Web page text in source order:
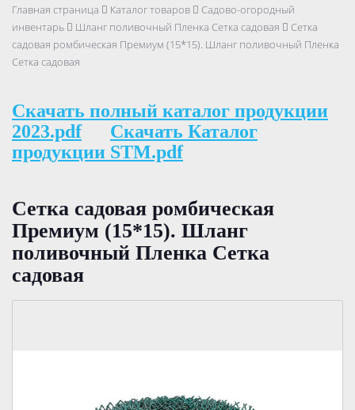
Главная страница Каталог товаров
Садово-огородный
инвентарь
Шланг поливочный Пленка Сетка садовая
Сетка
садовая ромбическая Премиум (15*15). Шланг поливочный Пленка
Сетка садовая
Скачать полный каталог продукции
2023.pdf
Скачать Каталог
продукции STM.pdf
Сетка садовая ромбическая
Премиум (15*15). Шланг
поливочный Пленка Сетка
садовая